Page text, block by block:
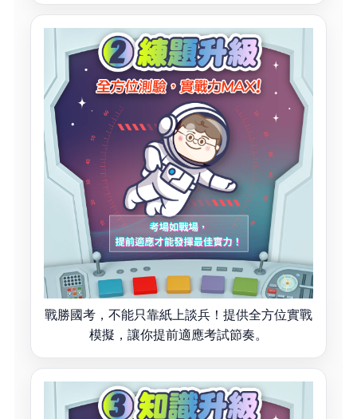
戰勝國考，不能只靠紙上談兵！提供全方位實戰
模擬，讓你提前適應考試節奏。